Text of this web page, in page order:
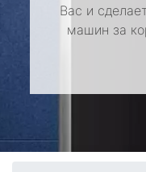
Вас и
машин за